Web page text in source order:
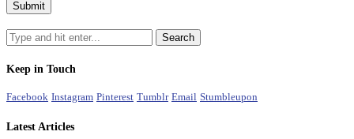
Keep in Touch
Facebook Instagram Pinterest Tumblr Email Stumbleupon
Latest Articles